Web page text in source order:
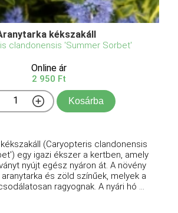
kékszakáll
clandonensis 'Summer Sorbet'
Online ár
2 950 Ft
Kosárba
(Caryopteris clandonensis
egy igazi ékszer a kertben, amely
nyújt egész nyáron át. A növény
és zöld színűek, melyek a
ragyognak. A nyári hó ...